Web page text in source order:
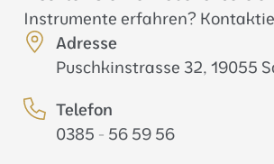
Instrumente erfahren?
Adresse
Puschkinstrasse 32, 19055
Telefon
0385 - 56 59 56